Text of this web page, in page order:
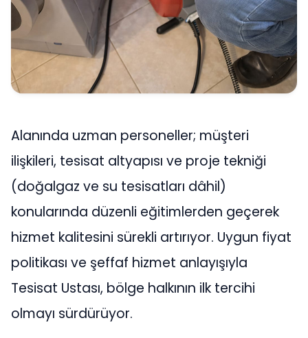
Alanında uzman personeller; müşteri
ilişkileri, tesisat altyapısı ve proje tekniği
(doğalgaz ve su tesisatları dâhil)
konularında düzenli eğitimlerden geçerek
hizmet kalitesini sürekli artırıyor. Uygun fiyat
politikası ve şeffaf hizmet anlayışıyla
Tesisat Ustası, bölge halkının ilk tercihi
olmayı sürdürüyor.